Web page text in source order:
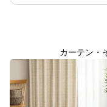
カーテン・